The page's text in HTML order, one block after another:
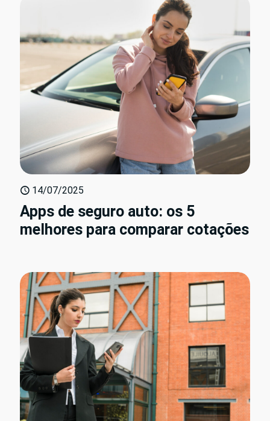
14/07/2025
Apps de seguro auto: os 5
melhores para comparar cotações